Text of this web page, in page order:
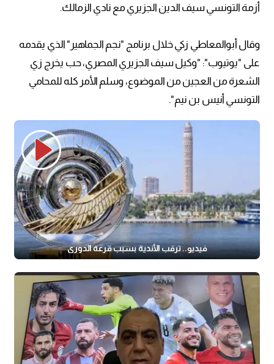
أزمة التونسي سيف الدين الجزيري مع نادي الزمالك.
وقال أبوالمعاطي زكي خلال برنامج "نجم الجماهير" الذي يقدمه
على "يوتيوب": "وكيل سيف الجزيري المصري، حب يخرج زي
الشعرة من العجين من الموضوع، وسلم الأمر كله للمحامي
التونسي أنيس بن نيم".
فيديو.. ترقب الأندية بسبب قرعة الدوري